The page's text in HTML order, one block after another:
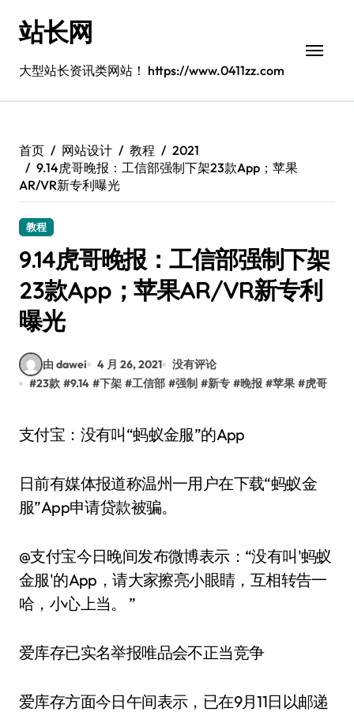
站长网
大型站长资讯类网站！ https://www.0411zz.com
首页 网站设计 教程
2021
9.14虎哥晚报：工信部强制下架23款App；苹果
AR/VR新专利曝光
教程
9.14虎哥晚报：工信部强制下架
23款App；苹果AR/VR新专利
曝光
由 dawei 4 月 26, 2021
没有评论
#23款 #9.14 #下架 #工信部 #强制 #新专 #晚报 #苹果 #虎哥
支付宝：没有叫“蚂蚁金服”的App
日前有媒体报道称温州一用户在下载“蚂蚁金
服”App申请贷款被骗。
@支付宝今日晚间发布微博表示：“没有叫'蚂蚁
金服'的App，请大家擦亮小眼睛，互相转告一
哈，小心上当。 ”
爱库存已实名举报唯品会不正当竞争
爱库存方面今日午间表示，已在9月11日以邮递